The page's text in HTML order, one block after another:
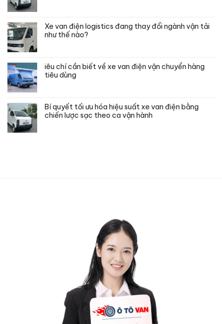
Xe van điện logistics đang thay đổi ngành vận tải
như thế nào?
iêu chí cần biết về xe van điện vận chuyển hàng
tiêu dùng
Bí quyết tối ưu hóa hiệu suất xe van điện bằng
chiến lược sạc theo ca vận hành